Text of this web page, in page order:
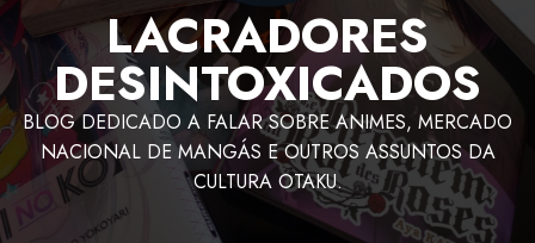
LACRADORES
DESINTOXICADOS
BLOG DEDICADO A FALAR SOBRE ANIMES, MERCADO
NACIONAL DE MANGÁS E OUTROS ASSUNTOS DA
CULTURA OTAKU.